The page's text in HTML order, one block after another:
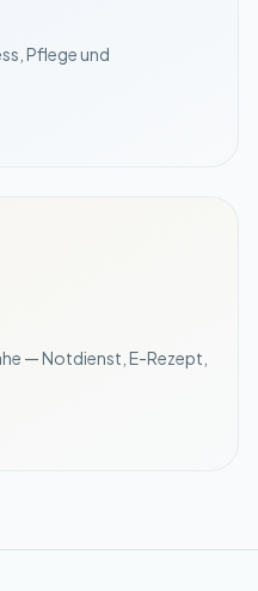
Pflege und
— Notdienst, E-Rezept,